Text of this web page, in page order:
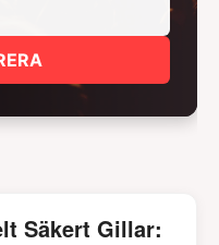
Säkert Gillar: